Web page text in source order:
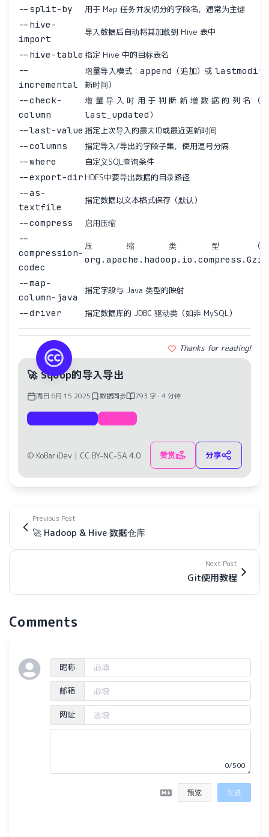
--split-by 用于 Map 任务并发切分的字段名，通常为主键
--hive-
import
导入数据后自动将其加载到 Hive 表中
--hive-table 指定 Hive 中的目标表名
--
incremental
增量导入模式：append （追加）或
新时间）
--check-
column
增量导入时用于判断新增数据的列名
last_updated）
--last-value 指定上次导入的最大ID或最近更新时间
--columns 指定导入/导出的字段子集，使用逗号分隔
--where 自定义SQL查询条件
--export-dir HDFS中要导出数据的目录路径
--as-
textfile
指定数据以文本格式保存（默认）
--compress 启用压缩
--
compression-
codec
压缩类型
--map-
column-java
指定字段与 Java 类型的映射
--driver 指定数据库的 JDBC 驱动类（如非 MySQL）
Thanks for reading!
🚀 Sqoop的导入导出
周日 6月 15 2025 数据同步 793 字 · 4 分钟
© KoBariDev | CC BY-NC-SA 4.0 赞赏 分享
Previous Post
🚀 Hadoop & Hive 数据仓库
Next Post
Git使用教程
Comments
昵称
邮箱
网址
0/500
预览 发送